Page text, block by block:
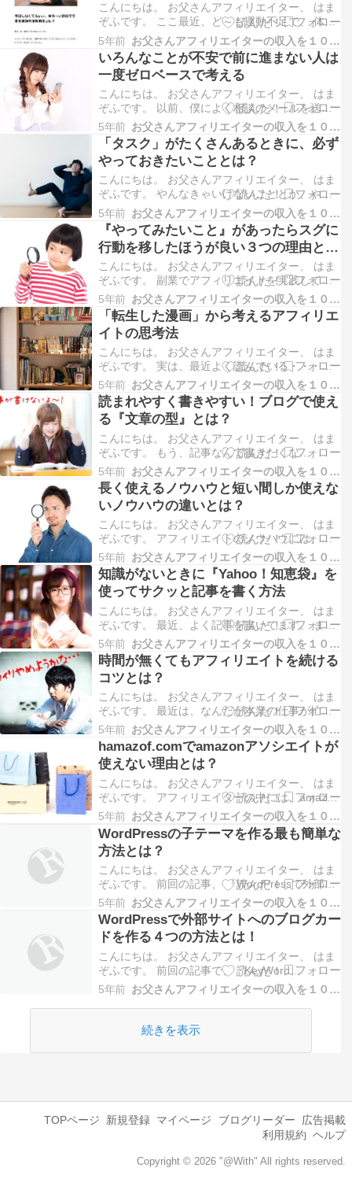
こんにちは。 お父さんアフィリエイター、 はま
ぞふです。 ここ最近、ど～も運動不足で、 体が
なまってることをかなり実感しています。 んで
ね、どうにかならないかなーと思っていたとこ
ろ、 Amazonで面白いものを見つけたんですよ
ね。 どういうものかって言うと、 毎日実践しな
くても…
5年前 お父さんアフィリエイターの収入を１０万円増やす方法
いろんなことが不安で前に進まない人は
一度ゼロベースで考える
こんにちは。 お父さんアフィリエイター、 はま
ぞふです。 以前、僕によく相談のメールを送る
方がいました。 その方、レンタルサーバーも契
約して、ドメインも契約して、ワードプレスのブ
ログも開始できて、しかもアンリミまで購入して
いるんですが、 なぜか、アフィリエイトは実践
せずに、 ア…
5年前 お父さんアフィリエイターの収入を１０万円増やす方法
「タスク」がたくさんあるときに、必ず
やっておきたいこととは？
こんにちは。 お父さんアフィリエイター、 はま
ぞふです。 やんなきゃいけないこととか、やり
たいこととか、たくさんありすぎて、全然手が回
んないよー 自分がやるべきことがわかる、良い
方法が有るよ！ アフィリを実践している人の中
には、こんなふうに、やりたいこととか、やらな
きゃいけない…
5年前 お父さんアフィリエイターの収入を１０万円増やす方法
『やってみたいこと』があったらスグに
行動を移したほうが良い３つの理由と
は？
こんにちは。 お父さんアフィリエイター、 はま
ぞふです。 副業でアフィリエイトを実践してい
ると、実にいろんな情報に出会います。 個人の
ブログで紹介されていたりとか、 無料レポート
に紹介されていたりとか、 もしくは、購入した
教材で紹介されていたりとか、です。 でも、ア
フィリエイト…
5年前 お父さんアフィリエイターの収入を１０万円増やす方法
「転生した漫画」から考えるアフィリエ
イトの思考法
こんにちは。 お父さんアフィリエイター、 はま
ぞふです。 実は、最近よく読んでいる・・・と
いうか、ハマっている漫画があります。 正直、
男性の僕がこの漫画が好きだというと、 「あい
つ、おっさんのくせにあんなの読んでん
だ・・・」などと言われそうな漫画です。 じ
ゃ、どんな漫画なのかと…
5年前 お父さんアフィリエイターの収入を１０万円増やす方法
読まれやすく書きやすい！ブログで使え
る『文章の型』とは？
こんにちは。 お父さんアフィリエイター、 はま
ぞふです。 もう、記事なんて書きたくな
い・・・・ 以前は、ブログやサイトの記事を書
くのがかなり苦痛でした・・・ ですが、 最近、
恋愛系のサイトに記事をたくさん書いてるんです
が、以前よりもかなりサクサクと書けているんで
すよね。 逆に、…
5年前 お父さんアフィリエイターの収入を１０万円増やす方法
長く使えるノウハウと短い間しか使えな
いノウハウの違いとは？
こんにちは。 お父さんアフィリエイター、 はま
ぞふです。 アフィリエイトのノウハウには、い
ろんなノウハウがありますよね 僕は今まで、ア
フィリエイトに関するいろんなノウハウを購入し
てきました。 稼げない期間が長かったせいもあ
り、いろんなノウハウを購入しては実践し、他の
ノウハウを購…
5年前 お父さんアフィリエイターの収入を１０万円増やす方法
知識がないときに『Yahoo！知恵袋』を
使ってサクッと記事を書く方法
こんにちは。 お父さんアフィリエイター、 はま
ぞふです。 最近、よく記事を書いてます。 ま
ー、このサイトじゃなくて、恋愛のサイトなんで
すけどね。 キーワードを抽出して、そのキーワ
ードで検索しそうな記事を書いてるんです。 記
事を書くときは、いろんな書籍やサイトの情報を
参考に、記事…
5年前 お父さんアフィリエイターの収入を１０万円増やす方法
時間が無くてもアフィリエイトを続ける
コツとは？
こんにちは。 お父さんアフィリエイター、 はま
ぞふです。 最近は、なんだか本業の仕事が忙し
すぎて、大変です。 帰宅時間も夜の１０時や１
１時がザラになってきました。 そーだそーだ！
おかげで、一緒にマイクラで遊べないじゃん！
そ、そっち？？ でも、アフィリエイトはコツコ
ツと進めてい…
5年前 お父さんアフィリエイターの収入を１０万円増やす方法
hamazof.comでamazonアソシエイトが
使えない理由とは？
こんにちは。 お父さんアフィリエイター、 はま
ぞふです。 アフィリエイターの中には、amazon
アソシエイトや楽天アフィリエイトを使ってサイ
トの収益化につなげようと考える人が多いと思い
ます。 amazonアソシエイト Amazonサインイン
- affiliate.amazon…
5年前 お父さんアフィリエイターの収入を１０万円増やす方法
WordPressの子テーマを作る最も簡単な
方法とは？
こんにちは。 お父さんアフィリエイター、 はま
ぞふです。 前回の記事、 『WordPressで外部サ
イトへのブログカードを作る４つの方法とは！』
では、ブログカードを作る方法をご紹介しました
が、 その中で、チラッと『WordPressの子テー
マ』について触れました。 【方法３】自…
5年前 お父さんアフィリエイターの収入を１０万円増やす方法
WordPressで外部サイトへのブログカー
ドを作る４つの方法とは！
こんにちは。 お父さんアフィリエイター、 はま
ぞふです。 前回の記事で、「KeyWord
Researcher」を紹介したんですが、 『KeyWord
Researcher』新たな関連キーワード取得ツール
の実力とは！？ その時の記事でね・・・・
KeyWord Research…
5年前 お父さんアフィリエイターの収入を１０万円増やす方法
続きを表示
TOPページ 新規登録 マイページ ブログリーダー
広告掲載
利用規約 ヘルプ
Copyright © 2026 "@With" All rights reserved.